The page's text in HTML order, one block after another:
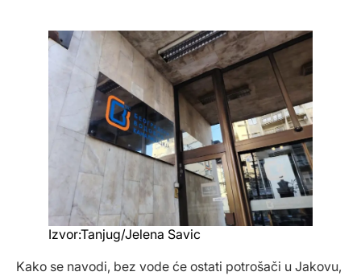
Izvor:Tanjug/Jelena Savic
Kako se navodi, bez vode će ostati potrošači u Jakovu,